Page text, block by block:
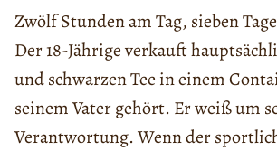
Zwölf Stunden am Tag, sieben
Der 18-Jährige verkauft
und schwarzen Tee in einem
seinem Vater gehört. Er weiß um
Verantwortung. Wenn der